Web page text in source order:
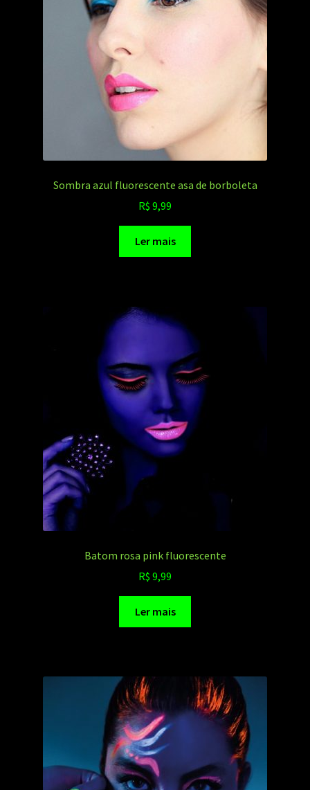
Sombra azul fluorescente asa de borboleta
R$ 9,99
Ler mais
Batom rosa pink fluorescente
R$ 9,99
Ler mais